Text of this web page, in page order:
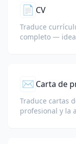
📄 CV
Traduce
completo —
✉️ Carta de
Traduce cartas
profesional y la